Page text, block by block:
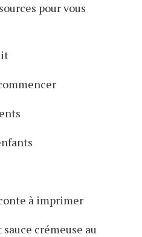
pour vous
à imprimer
crémeuse au